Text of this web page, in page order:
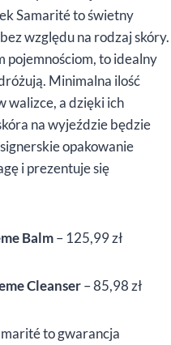
Samarité to świetny
względu na rodzaj skóry.
pojemnościom, to idealny
Minimalna ilość
walizce, a dzięki ich
na wyjeździe będzie
opakowanie
i prezentuje się
Balm– 125,99 zł
Cleanser– 85,98 zł
to gwarancja